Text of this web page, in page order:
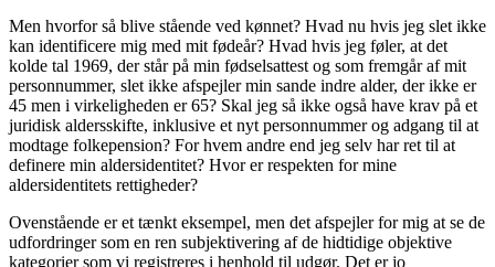
Men hvorfor så blive stående ved kønnet? Hvad nu hvis jeg slet ikke
kan identificere mig med mit fødeår? Hvad hvis jeg føler, at det
kolde tal 1969, der står på min fødselsattest og som fremgår af mit
personnummer, slet ikke afspejler min sande indre alder, der ikke er
45 men i virkeligheden er 65? Skal jeg så ikke også have krav på et
juridisk aldersskifte, inklusive et nyt personnummer og adgang til at
modtage folkepension? For hvem andre end jeg selv har ret til at
definere min aldersidentitet? Hvor er respekten for mine
aldersidentitets rettigheder?
Ovenstående er et tænkt eksempel, men det afspejler for mig at se de
udfordringer som en ren subjektivering af de hidtidige objektive
kategorier som vi registreres i henhold til udgør. Det er jo